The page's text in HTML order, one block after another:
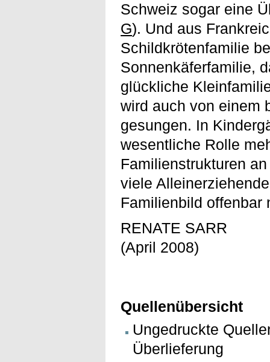
Schweiz sogar eine
G). Und aus
Schildkrötenfamilie
Sonnenkäferfamilie,
glückliche
wird auch von einem
gesungen. In
wesentliche Rolle
Familienstrukturen
viele
Familienbild offenbar
RENATE SARR
(April 2008)
Quellenübersicht
Ungedruckte
Überlieferung